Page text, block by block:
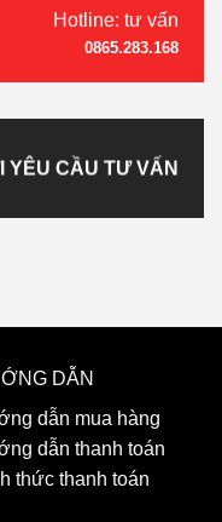
Hotline: tư vấn
0865.283.168
YÊU CẦU TƯ VẤN
DẪN
dẫn mua hàng
dẫn thanh toán
thức thanh toán